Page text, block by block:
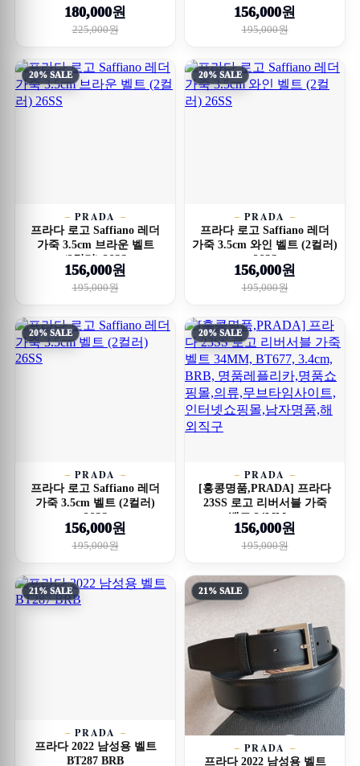
180,000원
225,000원
156,000원
195,000원
20% SALE
PRADA
프라다 로고 Saffiano 레더
가죽 3.5cm 브라운 벨트
(2컬러) 26SS
156,000원
195,000원
20% SALE
PRADA
프라다 로고 Saffiano 레더
가죽 3.5cm 와인 벨트 (2컬러)
26SS
156,000원
195,000원
20% SALE
PRADA
프라다 로고 Saffiano 레더
가죽 3.5cm 벨트 (2컬러)
26SS
156,000원
195,000원
20% SALE
PRADA
[홍콩명품,PRADA] 프라다
23SS 로고 리버서블 가죽
벨트 34MM, ...
156,000원
195,000원
21% SALE
PRADA
프라다 2022 남성용 벨트
BT287 BRB
21% SALE
PRADA
프라다 2022 남성용 벨트